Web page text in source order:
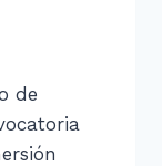
de